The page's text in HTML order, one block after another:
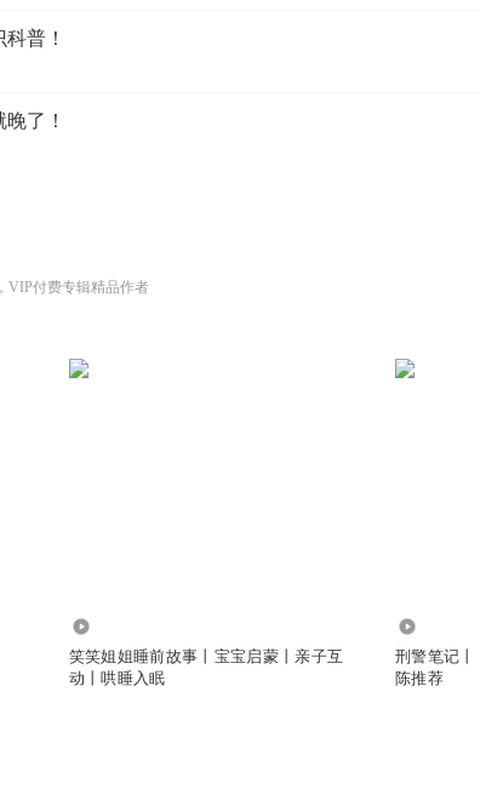
普！
了！
VIP付费专辑精品作者
笑笑姐姐睡前故事丨宝宝启蒙丨亲子互
动丨哄睡入眠
刑警笔记
陈推荐